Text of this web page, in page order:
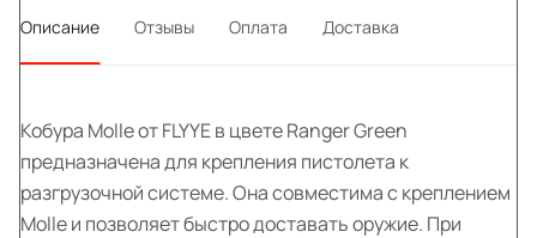
Описание Отзывы Оплата Доставка
Кобура Molle от FLYYE в цвете Ranger Green
предназначена для крепления пистолета к
разгрузочной системе. Она совместима с креплением
Molle и позволяет быстро доставать оружие. При